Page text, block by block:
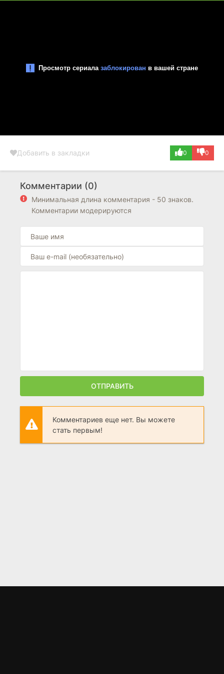
Добавить в закладки 0 0
Комментарии (0)
Минимальная длина комментария - 50 знаков.
Комментарии модерируются
ОТПРАВИТЬ
Комментариев еще нет. Вы можете
стать первым!